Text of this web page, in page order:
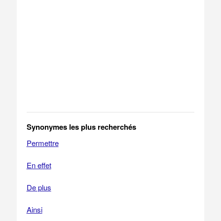
Synonymes les plus recherchés
Permettre
En effet
De plus
Ainsi